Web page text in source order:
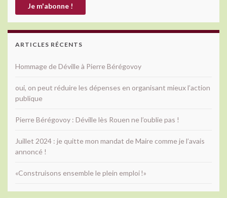
ARTICLES RÉCENTS
Hommage de Déville à Pierre Bérégovoy
oui, on peut réduire les dépenses en organisant mieux l’action
publique
Pierre Bérégovoy : Déville lès Rouen ne l’oublie pas !
Juillet 2024 : je quitte mon mandat de Maire comme je l’avais
annoncé !
«Construisons ensemble le plein emploi !»